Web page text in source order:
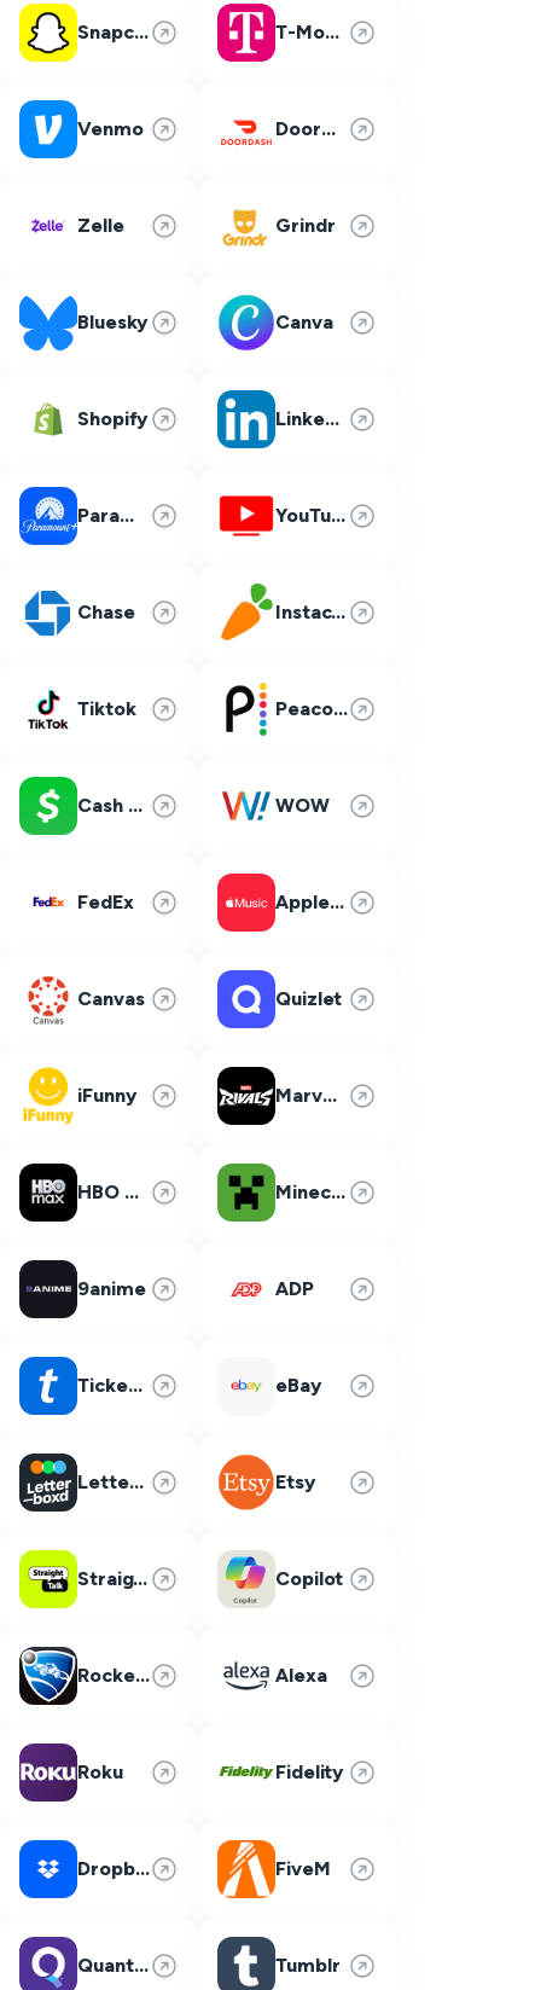
Snapchat T-Mobile
Venmo DoorDash
Zelle Grindr
Bluesky Canva
Shopify LinkedIn
Paramount Plus YouTube TV
Chase Instacart
Tiktok Peacock
Cash App WOW
FedEx Apple Music
Canvas Quizlet
iFunny Marvel Rivals
HBO Max Minecraft
9anime ADP
Ticketmaster eBay
Letterboxd Etsy
Straight Talk Copilot
Rocket League Alexa
Roku Fidelity
Dropbox FiveM
Quantum Fiber Tumblr